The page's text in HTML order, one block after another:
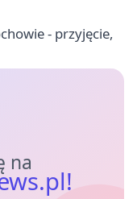
- przyjęcie,
na